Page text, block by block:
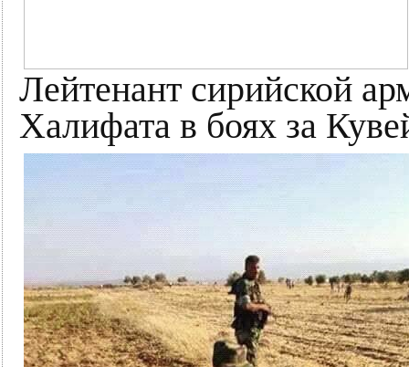
Лейтенант сирийской
Халифата в боях за